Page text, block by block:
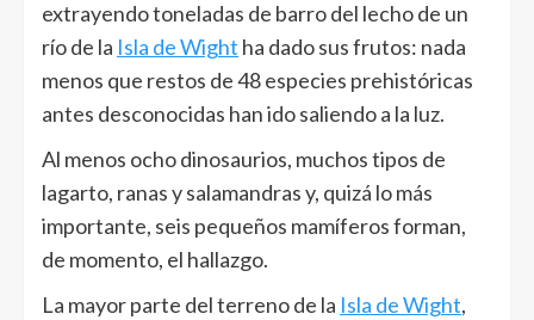
extrayendo toneladas de barro del lecho de un
río de la Isla de Wight ha dado sus frutos: nada
menos que restos de 48 especies prehistóricas
antes desconocidas han ido saliendo a la luz.
Al menos ocho dinosaurios, muchos tipos de
lagarto, ranas y salamandras y, quizá lo más
importante, seis pequeños mamíferos forman,
de momento, el hallazgo.
La mayor parte del terreno de la Isla de Wight,